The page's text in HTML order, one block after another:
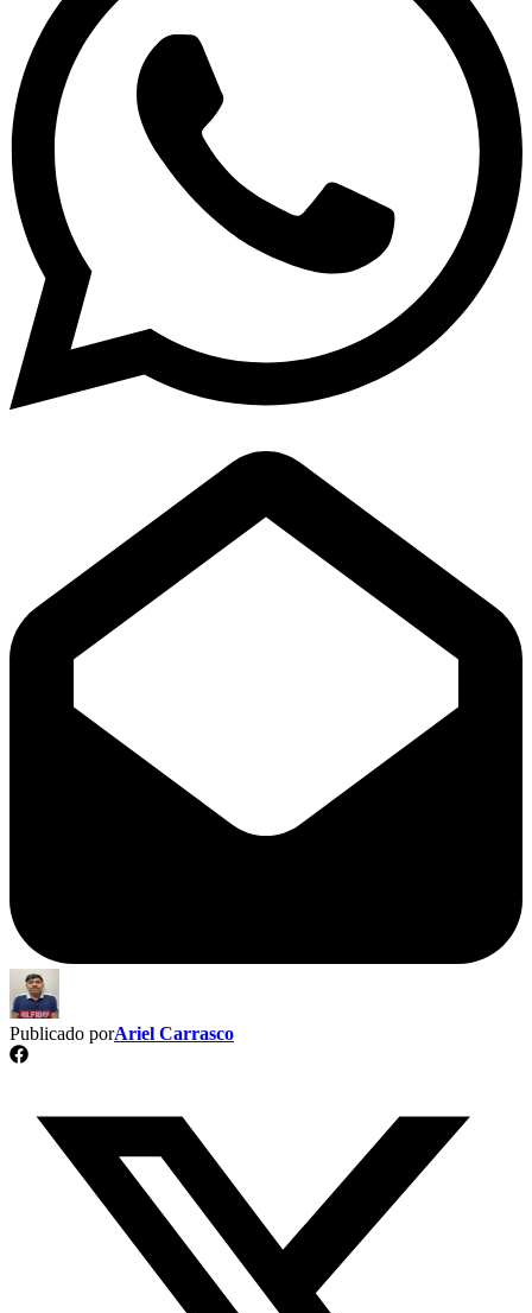
Publicado porAriel Carrasco